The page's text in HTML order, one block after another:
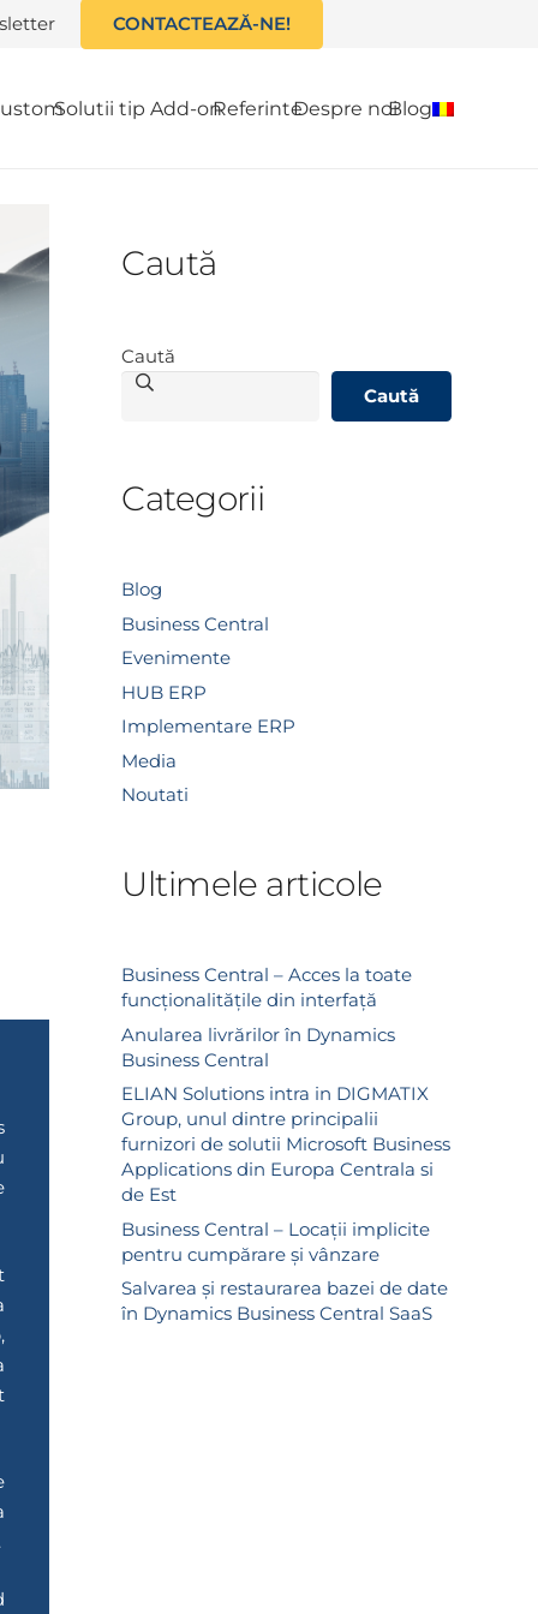
CONTACTEAZĂ-NE!
Solutii tip Add-onReferinteDespre noiBlog
Caută
Caută
Caută
Categorii
Blog
Business Central
Evenimente
HUB ERP
Implementare ERP
Media
Noutati
Ultimele articole
Business Central – Acces la toate
funcționalitățile din interfață
Anularea livrărilor în Dynamics
Business Central
ELIAN Solutions intra in DIGMATIX
Group, unul dintre principalii
furnizori de solutii Microsoft Business
Applications din Europa Centrala si
de Est
Business Central – Locații implicite
pentru cumpărare și vânzare
Salvarea și restaurarea bazei de date
în Dynamics Business Central SaaS